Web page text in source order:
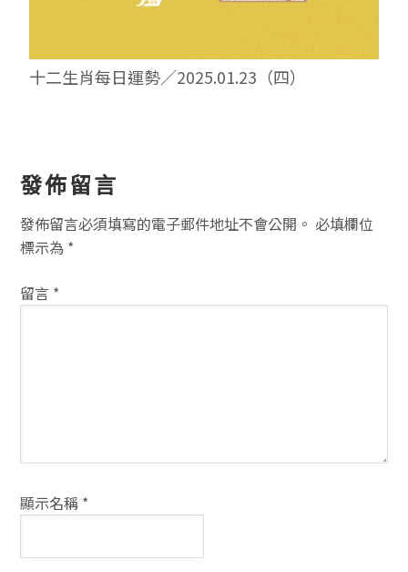
十二生肖每日運勢／2025.01.23（四）
讀
者
互
動
方
發佈留言
發佈留言必須填寫的電子郵件地址不會公開。 必填欄位
標示為 *
留言 *
顯示名稱 *